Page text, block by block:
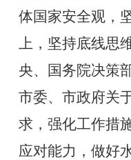
体国家安全观，
上，坚持底线思
央、国务院决策
市委、市政府关
求，强化工作措
应对能力，做好